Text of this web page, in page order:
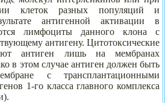
клеток разных популяций и
антигенной активации в
лимфоциты данного клона с
антигену. Цитотоксические
антиген лишь на мембранах
в этом случае антиген должен быть
с трансплантационными
1-го класса главного комплекса